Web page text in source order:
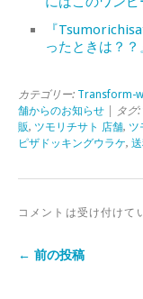
『
ったときは？？
カテゴリー: Transform-
舗からのお知らせ | タグ:
販, ツモリチサト 店舗, ツ
ピザドッキングウラケ,
コメントは受け付けて
← 前の投稿